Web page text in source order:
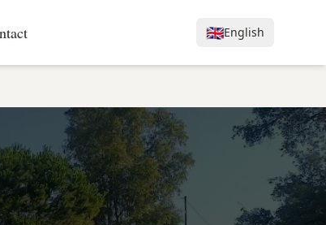
🇬🇧English